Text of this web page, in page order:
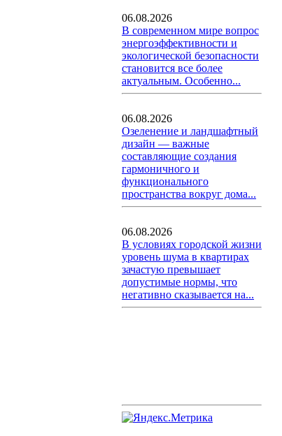
06.08.2026
В современном мире вопрос
энергоэффективности и
экологической безопасности
становится все более
актуальным. Особенно...
06.08.2026
Озеленение и ландшафтный
дизайн — важные
составляющие создания
гармоничного и
функционального
пространства вокруг дома...
06.08.2026
В условиях городской жизни
уровень шума в квартирах
зачастую превышает
допустимые нормы, что
негативно сказывается на...